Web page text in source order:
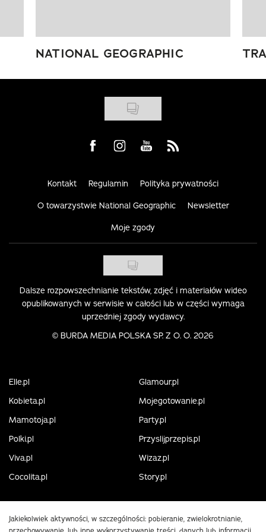
NATIONAL GEOGRAPHIC
Visit us on Facebook
Visit us on Instagram
Visit us on Youtube
Visit us on Rss
Kontakt Regulamin Polityka prywatności
O towarzystwie National Geographic Newsletter
Moje zgody
Dalsze rozpowszechnianie tekstów, zdjęć i materiałów wideo
opublikowanych w serwisie w całości lub w części wymaga
uprzedniej zgody wydawcy.
© BURDA MEDIA POLSKA SP. Z O. O. 2026
Elle.pl
Glamour.pl
Kobieta.pl
Mojegotowanie.pl
Mamotoja.pl
Party.pl
Polki.pl
Przyslijprzepis.pl
Viva.pl
Wizaz.pl
Cocolita.pl
Story.pl
Jakiekolwiek aktywności, w szczególności: pobieranie, zwielokrotnianie,